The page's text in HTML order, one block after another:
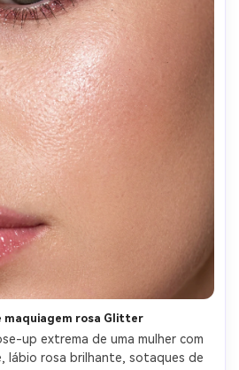
maquiagem rosa Glitter
up extrema de uma mulher com
lábio rosa brilhante, sotaques de